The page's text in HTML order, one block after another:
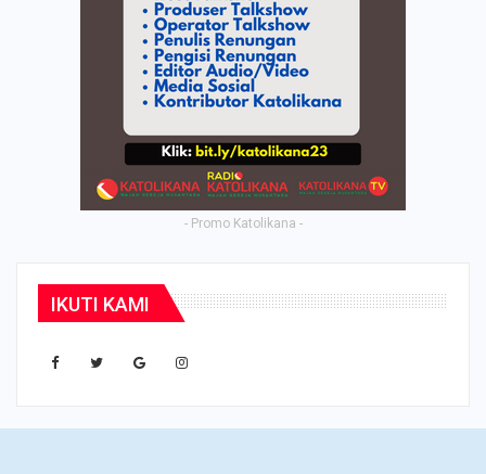
- Promo Katolikana -
IKUTI KAMI